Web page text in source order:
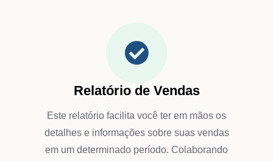
Relatório de Vendas
Este relatório facilita você ter em mãos os
detalhes e informações sobre suas vendas
em um determinado período. Colaborando